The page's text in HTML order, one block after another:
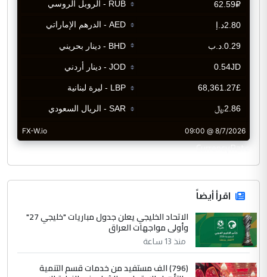
CurrencyRate
اقرأ أيضاً
الاتحاد الخليجي يعلن جدول مباريات "خليجي 27"
وأولى مواجهات العراق
منذ 13 ساعة
(796) الف مستفيد من خدمات قسم التنمية